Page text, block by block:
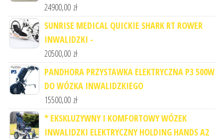
24900,00 zł
SUNRISE MEDICAL QUICKIE SHARK RT ROWER
INWALIDZKI -
20500,00 zł
PANDHORA PRZYSTAWKA ELEKTRYCZNA P3 500W
DO WÓZKA INWALIDZKIEGO
15500,00 zł
* EKSKLUZYWNY I KOMFORTOWY WÓZEK
INWALIDZKI ELEKTRYCZNY HOLDING HANDS A2